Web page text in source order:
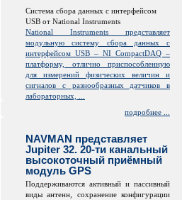
Система сбора данных с интерфейсом
USB от National Instruments
National Instruments представляет
модульную систему сбора данных с
интерфейсом USB – NI CompactDAQ –
платформу, отлично приспособленную
для измерений физических величин и
сигналов с разнообразных датчиков в
лабораторных, ...
подробнее ...
NAVMAN представляет
Jupiter 32. 20-ти канальный
высокоточный приёмный
модуль GPS
Поддерживаются активный и пассивный
виды антенн, сохранение конфигурации